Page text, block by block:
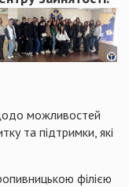
можливостей
та підтримки, які
філією